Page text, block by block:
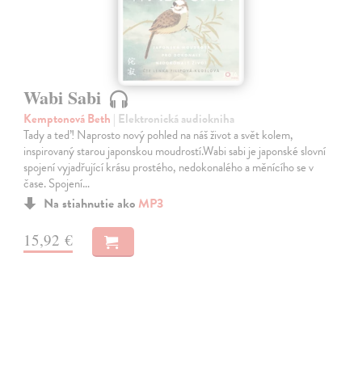
Wabi Sabi
Kemptonová Beth | Elektronická audiokniha
Tady a teď! Naprosto nový pohled na náš život a svět kolem,
inspirovaný starou japonskou moudrostí.Wabi sabi je japonské slovní
spojení vyjadřující krásu prostého, nedokonalého a měnícího se v
čase. Spojení…
Na stiahnutie ako MP3
15,92 €